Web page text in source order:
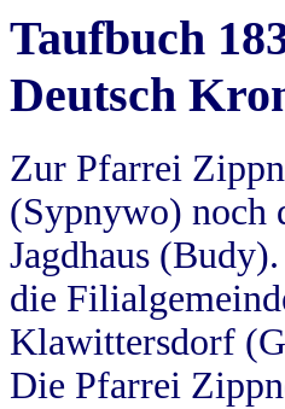
Taufbuch
Deutsch
Zur Pfarrei
(Sypnywo) noch
Jagdhaus
die
Klawittersdorf
Die Pfarrei